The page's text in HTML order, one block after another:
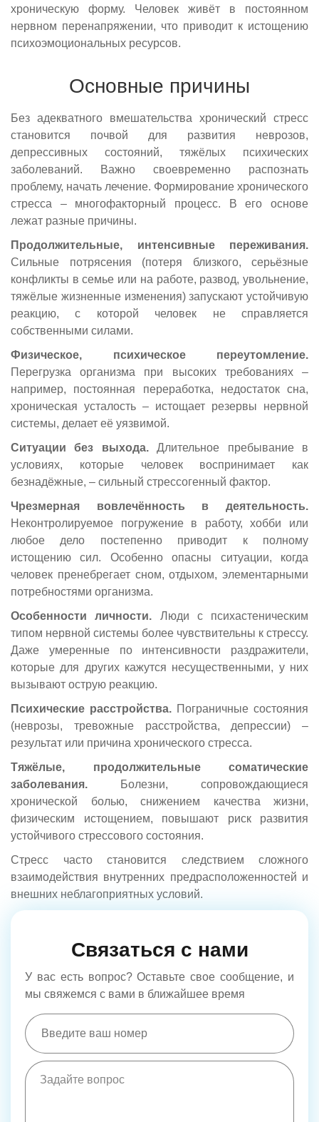
хроническую форму. Человек живёт в постоянном
нервном перенапряжении, что приводит к истощению
психоэмоциональных ресурсов.
Основные причины
Без адекватного вмешательства хронический стресс
становится почвой для развития неврозов,
депрессивных состояний, тяжёлых психических
заболеваний. Важно своевременно распознать
проблему, начать лечение. Формирование хронического
стресса – многофакторный процесс. В его основе
лежат разные причины.
Продолжительные, интенсивные переживания.
Сильные потрясения (потеря близкого, серьёзные
конфликты в семье или на работе, развод, увольнение,
тяжёлые жизненные изменения) запускают устойчивую
реакцию, с которой человек не справляется
собственными силами.
Физическое, психическое переутомление.
Перегрузка организма при высоких требованиях –
например, постоянная переработка, недостаток сна,
хроническая усталость – истощает резервы нервной
системы, делает её уязвимой.
Ситуации без выхода.Длительное пребывание в
условиях, которые человек воспринимает как
безнадёжные, – сильный стрессогенный фактор.
Чрезмерная вовлечённость в деятельность.
Неконтролируемое погружение в работу, хобби или
любое дело постепенно приводит к полному
истощению сил. Особенно опасны ситуации, когда
человек пренебрегает сном, отдыхом, элементарными
потребностями организма.
Особенности личности. Люди с психастеническим
типом нервной системы более чувствительны к стрессу.
Даже умеренные по интенсивности раздражители,
которые для других кажутся несущественными, у них
вызывают острую реакцию.
Психические расстройства. Пограничные состояния
(неврозы, тревожные расстройства, депрессии) –
результат или причина хронического стресса.
Тяжёлые, продолжительные соматические
заболевания.
Болезни, сопровождающиеся
хронической болью, снижением качества жизни,
физическим истощением, повышают риск развития
устойчивого стрессового состояния.
Стресс часто становится следствием сложного
взаимодействия внутренних предрасположенностей и
внешних неблагоприятных условий.
Связаться с нами
У вас есть вопрос? Оставьте свое сообщение, и
мы свяжемся с вами в ближайшее время